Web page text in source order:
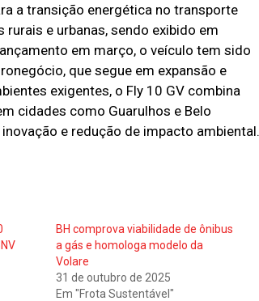
a transição energética no transporte
e urbanas, sendo exibido em
em março, o veículo tem sido
que segue em expansão e
exigentes, o Fly 10 GV combina
cidades como Guarulhos e Belo
e redução de impacto ambiental.
BH comprova viabilidade de ônibus
a gás e homologa modelo da
Volare
31 de outubro de 2025
Em "Frota Sustentável"